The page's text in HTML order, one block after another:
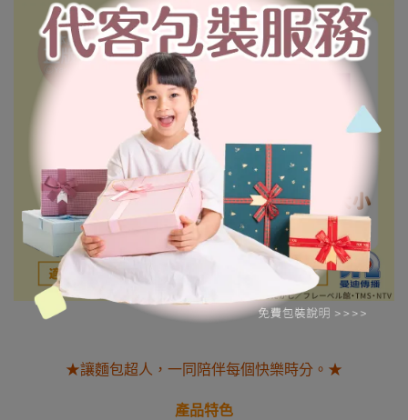
★讓麵包超人，一同陪伴每個快樂時分。★
產品特色